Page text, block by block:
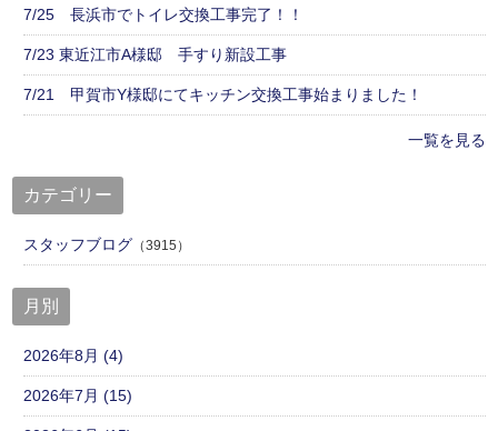
7/25 長浜市でトイレ交換工事完了！！
7/23 東近江市A様邸 手すり新設工事
7/21 甲賀市Y様邸にてキッチン交換工事始まりました！
一覧を見る
カテゴリー
スタッフブログ （3915）
月別
2026年8月 (4)
2026年7月 (15)